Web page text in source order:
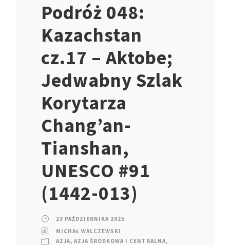
Podróż 048:
Kazachstan
cz.17 – Aktobe;
Jedwabny Szlak
Korytarza
Chang’an-
Tianshan,
UNESCO #91
(1442-013)
23 PAŹDZIERNIKA 2025
MICHAŁ WALCZEWSKI
AZJA, AZJA ŚRODKOWA I CENTRALNA,